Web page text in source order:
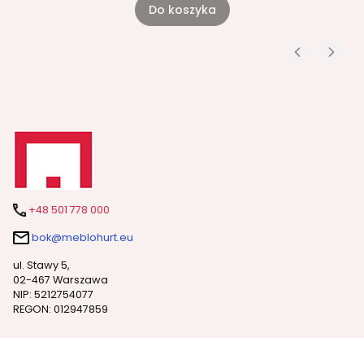
Do koszyka
+48 501 778 000
bok@meblohurt.eu
ul. Stawy 5,
02-467 Warszawa
NIP: 5212754077
REGON: 012947859